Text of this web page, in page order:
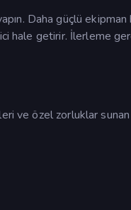
Daha güçlü ekipman
hale getirir. İlerleme
ve özel zorluklar